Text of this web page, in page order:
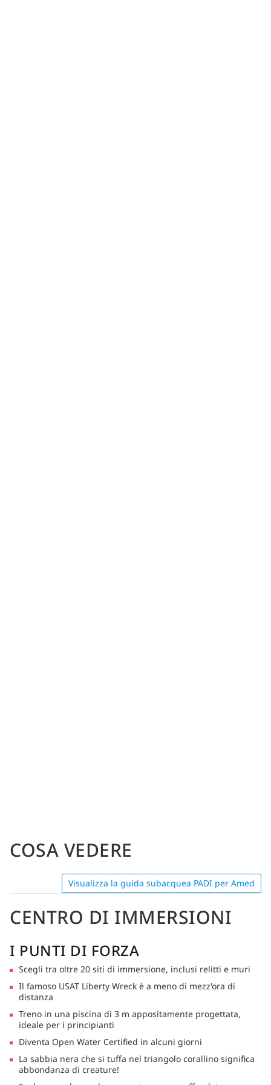
COSA VEDERE
Visualizza la guida subacquea PADI per Amed
CENTRO DI IMMERSIONI
I PUNTI DI FORZA
Scegli tra oltre 20 siti di immersione, inclusi relitti e muri
Il famoso USAT Liberty Wreck è a meno di mezz'ora di
distanza
Treno in una piscina di 3 m appositamente progettata,
ideale per i principianti
Diventa Open Water Certified in alcuni giorni
La sabbia nera che si tuffa nel triangolo corallino significa
abbondanza di creature!